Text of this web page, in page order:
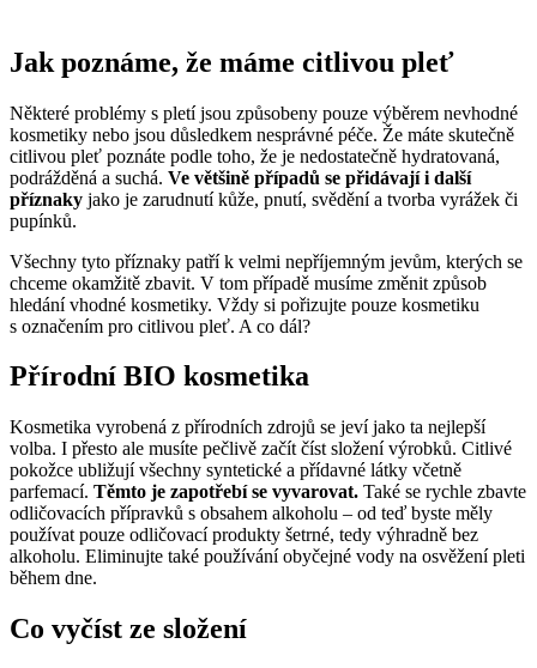
Jak poznáme, že máme citlivou pleť
Některé problémy s pletí jsou způsobeny pouze výběrem nevhodné
kosmetiky nebo jsou důsledkem nesprávné péče. Že máte skutečně
citlivou pleť poznáte podle toho, že je nedostatečně hydratovaná,
podrážděná a suchá. Ve většině případů se přidávají i další
příznaky jako je zarudnutí kůže, pnutí, svědění a tvorba vyrážek či
pupínků.
Všechny tyto příznaky patří k velmi nepříjemným jevům, kterých se
chceme okamžitě zbavit. V tom případě musíme změnit způsob
hledání vhodné kosmetiky. Vždy si pořizujte pouze kosmetiku
s označením pro citlivou pleť. A co dál?
Přírodní BIO kosmetika
Kosmetika vyrobená z přírodních zdrojů se jeví jako ta nejlepší
volba. I přesto ale musíte pečlivě začít číst složení výrobků. Citlivé
pokožce ubližují všechny syntetické a přídavné látky včetně
parfemací. Těmto je zapotřebí se vyvarovat. Také se rychle zbavte
odličovacích přípravků s obsahem alkoholu – od teď byste měly
používat pouze odličovací produkty šetrné, tedy výhradně bez
alkoholu. Eliminujte také používání obyčejné vody na osvěžení pleti
během dne.
Co vyčíst ze složení